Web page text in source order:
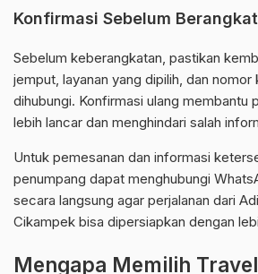
Konfirmasi Sebelum Berangkat
Sebelum keberangkatan, pastikan
jemput, layanan yang dipilih, dan nomor
dihubungi. Konfirmasi ulang membantu
lebih lancar dan menghindari salah
Untuk pemesanan dan informasi
penumpang dapat menghubungi
secara langsung agar perjalanan dari
Cikampek bisa dipersiapkan dengan
Mengapa Memilih